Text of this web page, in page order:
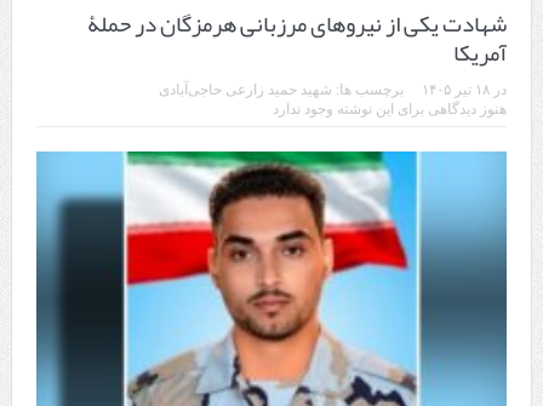
شهادت یکی از نیرو‌های مرزبانی هرمزگان در حملۀ
آمریکا
در ۱۸ تیر ۱۴۰۵ برچسب ها: شهید حمید زارعی حاجی‌آبادی
هنوز دیدگاهی برای این نوشته وجود ندارد